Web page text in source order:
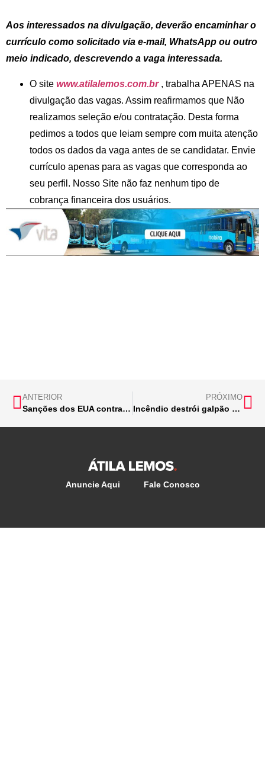
Aos interessados na divulgação, deverão encaminhar o
currículo como solicitado via e-mail, WhatsApp ou outro
meio indicado, descrevendo a vaga interessada.
O site www.atilalemos.com.br, trabalha APENAS na
divulgação das vagas. Assim reafirmamos que Não
realizamos seleção e/ou contratação. Desta forma
pedimos a todos que leiam sempre com muita atenção
todos os dados da vaga antes de se candidatar. Envie
currículo apenas para as vagas que corresponda ao
seu perfil. Nosso Site não faz nenhum tipo de
cobrança financeira dos usuários.
ANTERIOR
Sanções dos EUA contra sua esposa são ilegais, diz Moraes
PRÓXIMO
Incêndio destrói galpão em Monlevade; vídeo
Anuncie Aqui Fale Conosco